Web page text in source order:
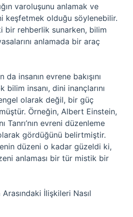
varoluşunu anlamak ve
keşfetmek olduğu söylenebilir.
bir rehberlik sunarken, bilim
anlamada bir araç
insanın evrene bakışını
insanı, dini inançlarını
olarak değil, bir güç
Örneğin, Albert Einstein,
Tanrı’nın evreni düzenleme
gördüğünü belirtmiştir.
düzeni o kadar güzeldi ki,
anlaması bir tür mistik bir
İlişkileri Nasıl